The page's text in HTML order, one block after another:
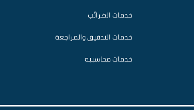
خدمات الضرائب
خدمات التدقيق والمراجعة
خدمات محاسبيه